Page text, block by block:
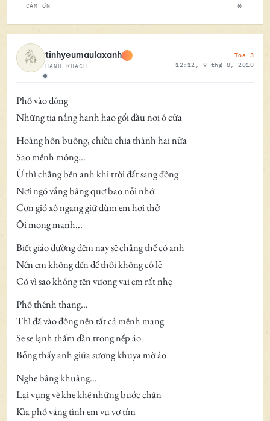
CẢM ƠN 0
Ngoại tuyến
tinhyeumaulaxanh
HÀNH KHÁCH
Toa 3
12:12, 9 thg 8, 2010
Phố vào đông
Những tia nắng hanh hao gối đầu nơi ô cửa
Hoàng hôn buông, chiều chia thành hai nửa
Sao mênh mông...
Ừ thì chẳng bên anh khi trời đất sang đông
Nơi ngõ vắng bâng quơ bao nỗi nhớ
Cơn gió xô ngang giữ dùm em hơi thở
Ôi mong manh...
Biết giáo đường đêm nay sẽ chẳng thể có anh
Nên em không đến để thôi không cô lẻ
Có vì sao không tên vương vai em rất nhẹ
Phố thênh thang...
Thì đã vào đông nên tất cả mênh mang
Se se lạnh thấm dần trong nếp áo
Bỗng thấy anh giữa sương khuya mờ ảo
Nghe bâng khuâng...
Lại vụng về khe khẽ những bước chân
Kìa phố vắng tình em vu vơ tím